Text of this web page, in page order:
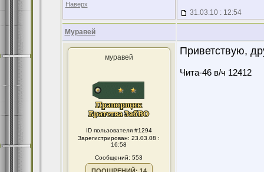
Наверх
31.03.10 : 12:54
Муравей
муравей
ID пользователя #1294
Зарегистрирован: 23.03.08 :
16:58
Сообщений: 553
Приветствую,
Чита-46 в/ч 12412